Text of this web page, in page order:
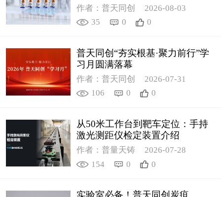
作者：普天同创
2026-08-03
35
0 0
普天同创“夯实根基·聚力前行”学
习月圆满落幕
作者：普天同创
2026-07-31
106
0 0
从50米工作台到靶车定位：手持
激光测距仪检定装置介绍
作者：普量天铸
2026-07-28
154
0 0